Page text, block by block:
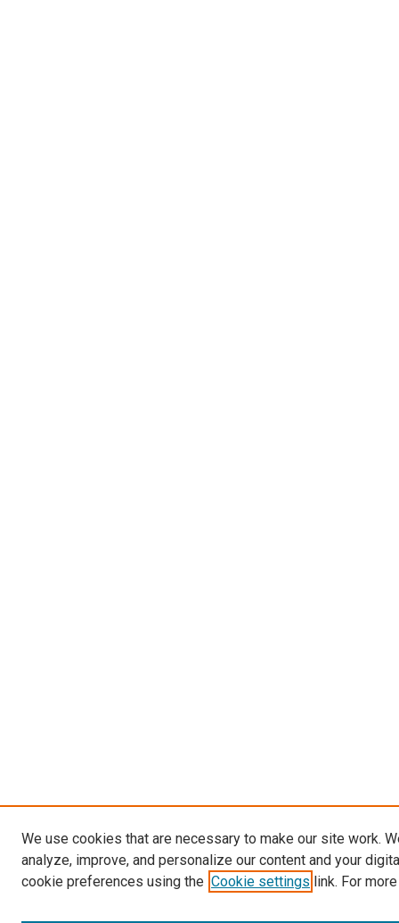
We use cookies that are necessary to make our site work.
analyze, improve, and personalize our content and your
cookie preferences using the Cookie settings link. For